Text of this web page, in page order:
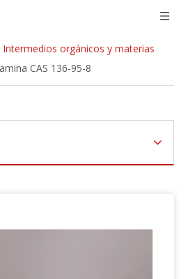
Intermedios orgánicos y materias
CAS 136-95-8